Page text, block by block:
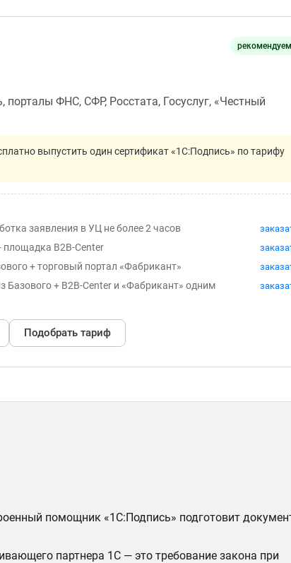
рекомендуем
ФНС, СФР, Росстата, Госуслуг, «Честный
выпустить один сертификат «1С:Подпись» по тарифу
заявления в УЦ не более 2 часов
площадка B2B-Center
+ торговый портал «Фабрикант»
Базового + B2B-Center и «Фабрикант» одним
Подобрать тариф
помощник «1С:Подпись» подготовит
партнера 1С — это требование закона при